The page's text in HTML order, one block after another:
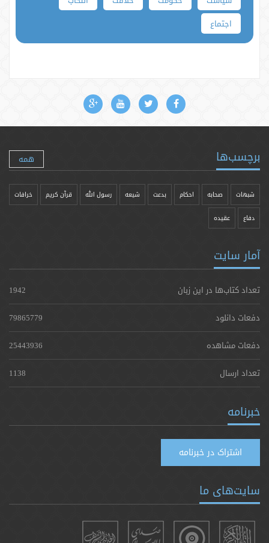
اجتماع
برچسب‌ها همه
شبهات صحابه احکام بدعت شیعه رسول الله قرآن کریم خرافات
دفاع عقیده
آمار سایت
تعداد کتاب‌ها در این زبان
1942
دفعات دانلود
79865779
دفعات مشاهده
25443936
تعداد ارسال
1138
خبرنامه
اشتراک در خبرنامه
سایت‌های ما